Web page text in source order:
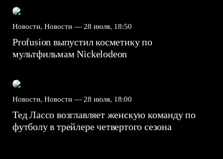
Новости, Новости — 28 июля, 18:50
Profusion выпустил косметику по
мультфильмам Nickelodeon
Новости, Новости — 28 июля, 18:00
Тед Лассо возглавляет женскую команду по
футболу в трейлере четвертого сезона